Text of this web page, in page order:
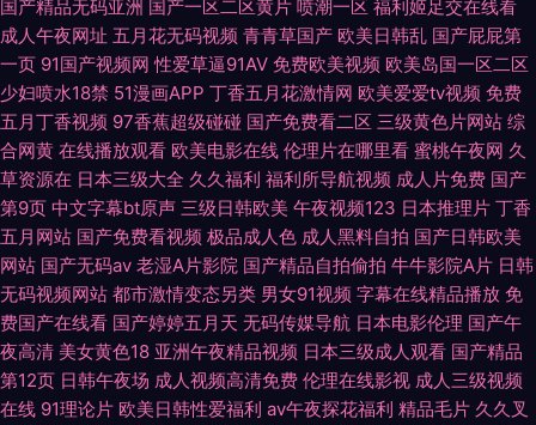
国产精品无码亚洲 国产一区二区黄片 喷潮一区 福利姬足交在线看
成人午夜网址 五月花无码视频 青青草国产 欧美日韩乱 国产屁屁第
一页 91国产视频网 性爱草逼91AV 免费欧美视频 欧美岛国一区二区
少妇喷水18禁 51漫画APP 丁香五月花激情网 欧美爱爱tv视频 免费
五月丁香视频 97香蕉超级碰碰 国产免费看二区 三级黄色片网站 综
合网黄 在线播放观看 欧美电影在线 伦理片在哪里看 蜜桃午夜网 久
草资源在 日本三级大全 久久福利 福利所导航视频 成人片免费 国产
第9页 中文字幕bt原声 三级日韩欧美 午夜视频123 日本推理片 丁香
五月网站 国产免费看视频 极品成人色 成人黑料自拍 国产日韩欧美
网站 国产无码av 老湿A片影院 国产精品自拍偷拍 牛牛影院A片 日韩
无码视频网站 都市激情变态另类 男女91视频 字幕在线精品播放 免
费国产在线看 国产婷婷五月天 无码传媒导航 日本电影伦理 国产午
夜高清 美女黄色18 亚洲午夜精品视频 日本三级成人观看 国产精品
第12页 日韩午夜场 成人视频高清免费 伦理在线影视 成人三级视频
在线 91理论片 欧美日韩性爱福利 av午夜探花福利 精品毛片 久久叉